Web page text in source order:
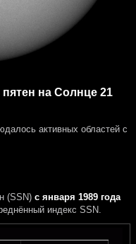
на Солнце 21
активных областей с
(SSN) с января 1989 года
индекс SSN.